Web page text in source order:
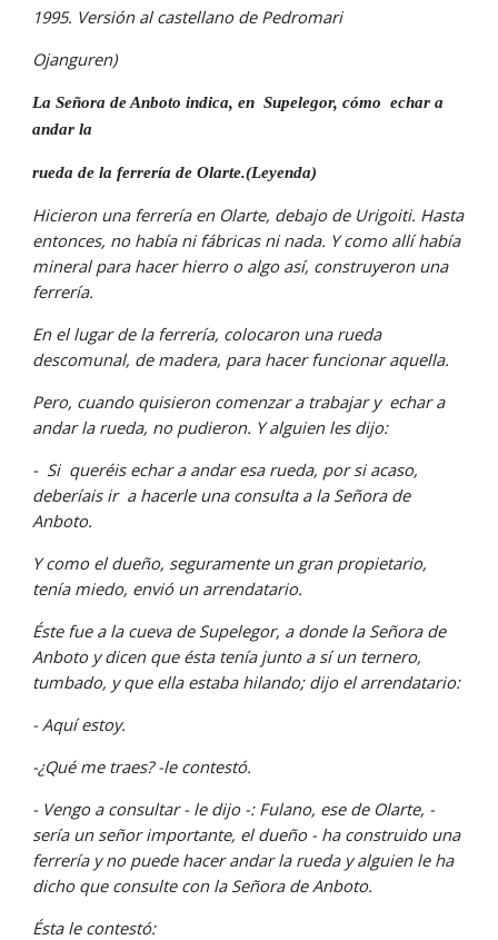
1995. Versión al castellano de Pedromari
Ojanguren)
La Señora de Anboto indica, en  Supelegor, cómo  echar a
andar la
rueda de la ferrería de Olarte.(Leyenda)
Hicieron una ferrería en Olarte, debajo de Urigoiti. Hasta
entonces, no había ni fábricas ni nada. Y como allí había
mineral para hacer hierro o algo así, construyeron una
ferrería.
En el lugar de la ferrería, colocaron una rueda
descomunal, de madera, para hacer funcionar aquella.
Pero, cuando quisieron comenzar a trabajar y  echar a
andar la rueda, no pudieron. Y alguien les dijo:
-  Si  queréis echar a andar esa rueda, por si acaso,
deberíais ir  a hacerle una consulta a la Señora de
Anboto.
Y como el dueño, seguramente un gran propietario,
tenía miedo, envió un arrendatario.
Éste fue a la cueva de Supelegor, a donde la Señora de
Anboto y dicen que ésta tenía junto a sí un ternero,
tumbado, y que ella estaba hilando; dijo el arrendatario:
- Aquí estoy.
-¿Qué me traes? -le contestó.
- Vengo a consultar - le dijo -: Fulano, ese de Olarte, -
sería un señor importante, el dueño - ha construido una
ferrería y no puede hacer andar la rueda y alguien le ha
dicho que consulte con la Señora de Anboto.
Ésta le contestó: